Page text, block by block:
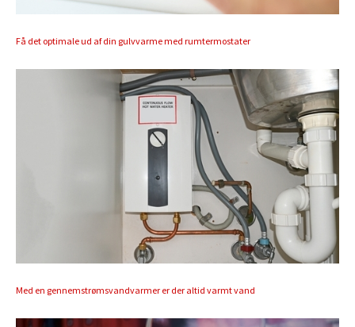
Få det optimale ud af din gulvvarme med rumtermostater
Med en gennemstrømsvandvarmer er der altid varmt vand